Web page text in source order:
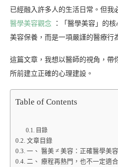
已經融入許多人的生活日常。但我
醫學美容觀念 ：「醫學美容」的
美容保養，而是一項嚴謹的醫療行
這篇文章，我想以醫師的視角，帶
所前建立正確的心理建設。
Table of Contents
目錄
文章目錄
一、 醫美 ≠ 美容：正確醫學美
二、 療程再熱門，也不一定適